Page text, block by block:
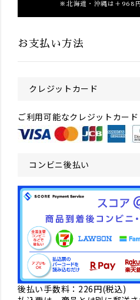
北海道・沖縄は＋968
お支払い方法
クレジットカード
ご利用可能なクレジットカード
コンビニ後払い
後払い手数料：226円(税込)